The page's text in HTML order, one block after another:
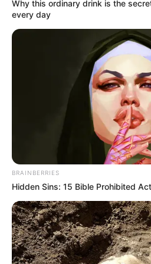
kewarganegaraan.
Baca juga:7 Aktris Korea dengan
Why this ordinary drink is the
every day
BRAINBERRIES
Hidden Sins: 15 Bible Prohibited